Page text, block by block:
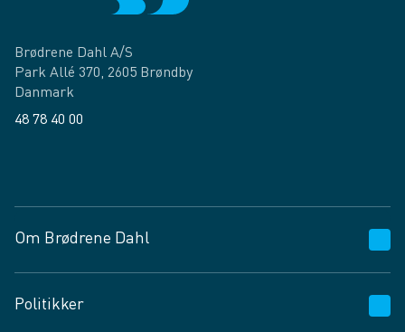
Brødrene Dahl A/S
Park Allé 370, 2605 Brøndby
Danmark
48 78 40 00
Om Brødrene Dahl
Vagttelefon 30 10 89 89
Politikker